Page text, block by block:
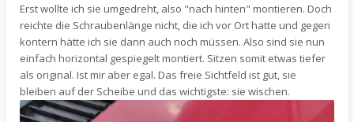
Erst wollte ich sie umgedreht, also "nach hinten" montieren. Doch
reichte die Schraubenlänge nicht, die ich vor Ort hatte und gegen
kontern hätte ich sie dann auch noch müssen. Also sind sie nun
einfach horizontal gespiegelt montiert. Sitzen somit etwas tiefer
als original. Ist mir aber egal. Das freie Sichtfeld ist gut, sie
bleiben auf der Scheibe und das wichtigste: sie wischen.